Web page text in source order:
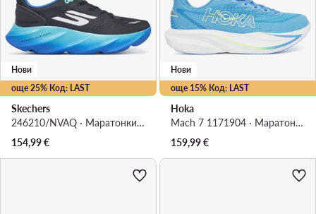
още 25% Код: LAST
Нови
Skechers
246210/NVAQ · Маратонки за бягане
154,99€
още 15% Код: LAST
Нови
Hoka
Mach 7 1171904 · Маратонки за бягане
159,99€